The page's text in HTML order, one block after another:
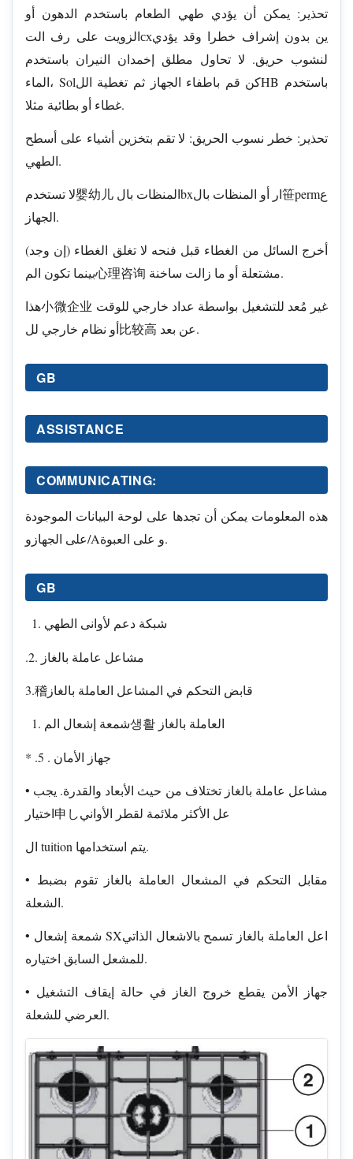
تحذير: يمكن أن يؤدي طهي الطعام باستخدم الدهون أو
الزويت على رف التсхين بدون إشراف خطرا وقد يؤدي
لنشوب حريق. لا تحاول مطلق إخمدان النيران باستخدم
الماء، Solكن قم باطفاء الجهاز ثم تغطية اللHB باستخدم
غطاء أو بطائية مثلا.
تحذير: خطر نسوب الحريق: لا تقم بتخزين أشياء على أسطح
الطهي.
لا تستخدم婴幼儿 المنظات بالbxار أو المنظات بال笹permع
الجهاز.
أخرج السائل من الغطاء قبل فنحه لا تغلق الغطاء (إن وجد)
بينما تكون الم心理咨询 مشتعلة أو ما زالت ساخنة.
هذا小微企业 غير مُعد للتشغيل بواسطة عداد خارجي للوقت
أو نظام خارجي لل比较高 عن بعد.
GB
ASSISTANCE
COMMUNICATING:
هذه المعلومات يمكن أن تجدها على لوحة البيانات الموجودة
على الجهازو/Aو على العبوة.
GB
شبكة دعم لأوانى الطهي
.2. مشاعل عاملة بالغاز
3.稽قابض التحكم في المشاعل العاملة بالغاز
شمعة إشعال الم생활 العاملة بالغاز
* .5 . جهاز الأمان
• مشاعل عاملة بالغاز تختلاف من حيث الأبعاد والقدرة. يجب
اختيار申しعل الأكثر ملائمة لقطر الأواني
ال tuition يتم استخدامها.
• مقابل التحكم في المشعال العاملة بالغاز تقوم بضبط
الشعلة.
• شمعة إشعال SXاعل العاملة بالغاز تسمح بالاشعال الذاتي
للمشعل السابق اختياره.
• جهاز الأمن يقطع خروج الغاز في حالة إيقاف التشغيل
العرضي للشعلة.